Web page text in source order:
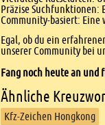
Präzise Suchfunktionen:
Community-basiert: Eine
Egal, ob du ein
unserer Community bei
Fang noch heute an und
Ähnliche
Kfz-Zeichen Hongkong